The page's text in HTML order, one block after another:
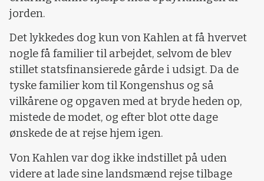
jorden.
Det lykkedes dog kun von Kahlen at få hvervet
nogle få familier til arbejdet, selvom de blev
stillet statsfinansierede gårde i udsigt. Da de
tyske familier kom til Kongenshus og så
vilkårene og opgaven med at bryde heden op,
mistede de modet, og efter blot otte dage
ønskede de at rejse hjem igen.
Von Kahlen var dog ikke indstillet på uden
videre at lade sine landsmænd rejse tilbage